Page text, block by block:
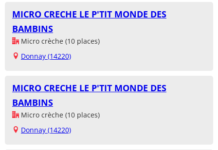
MICRO CRECHE LE P'TIT MONDE DES
BAMBINS
Micro crèche (10 places)
Donnay (14220)
MICRO CRECHE LE P'TIT MONDE DES
BAMBINS
Micro crèche (10 places)
Donnay (14220)